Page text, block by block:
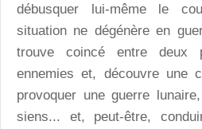
débusquer lui-même le
situation ne dégénère en
trouve coincé entre deux
ennemies et, découvre une
provoquer une guerre
siens... et, peut-être,